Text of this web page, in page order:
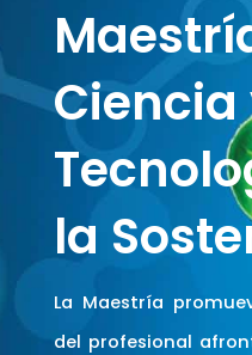
Ciencia
la
La Maestría
del profesional